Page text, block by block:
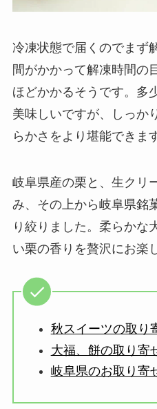
冷凍状態で届くのでまず
間がかかって解凍時間の
ほどかかるそうです。多
美味しいですが、しっか
らかさをより堪能できま
岐阜県産の栗と、生クリ
み、その上から岐阜県銘
り絞りました。柔らかな
い栗の香りを贅沢にお楽
秋スイーツの取り
大福、餅の取り寄
岐阜県のお取り寄